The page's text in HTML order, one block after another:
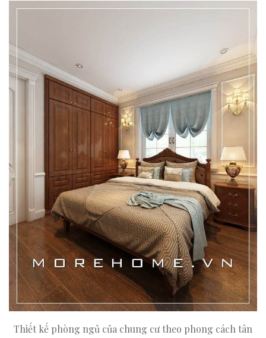
Thiết kế phòng ngủ của chung cư theo phong cách tân